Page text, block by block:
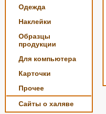
Одежда
Наклейки
Образцы
продукции
Для компьютера
Карточки
Прочее
Сайты о халяве